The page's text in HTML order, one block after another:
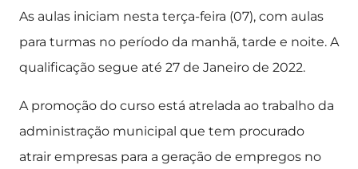
As aulas iniciam nesta terça-feira (07), com aulas
para turmas no período da manhã, tarde e noite. A
qualificação segue até 27 de Janeiro de 2022.
A promoção do curso está atrelada ao trabalho da
administração municipal que tem procurado
atrair empresas para a geração de empregos no